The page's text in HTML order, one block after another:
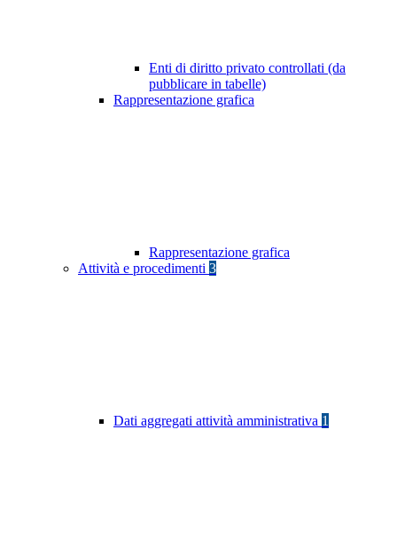
Enti di diritto privato controllati (da
pubblicare in tabelle)
Rappresentazione grafica
Rappresentazione grafica
Attività e procedimenti 3
Dati aggregati attività amministrativa 1